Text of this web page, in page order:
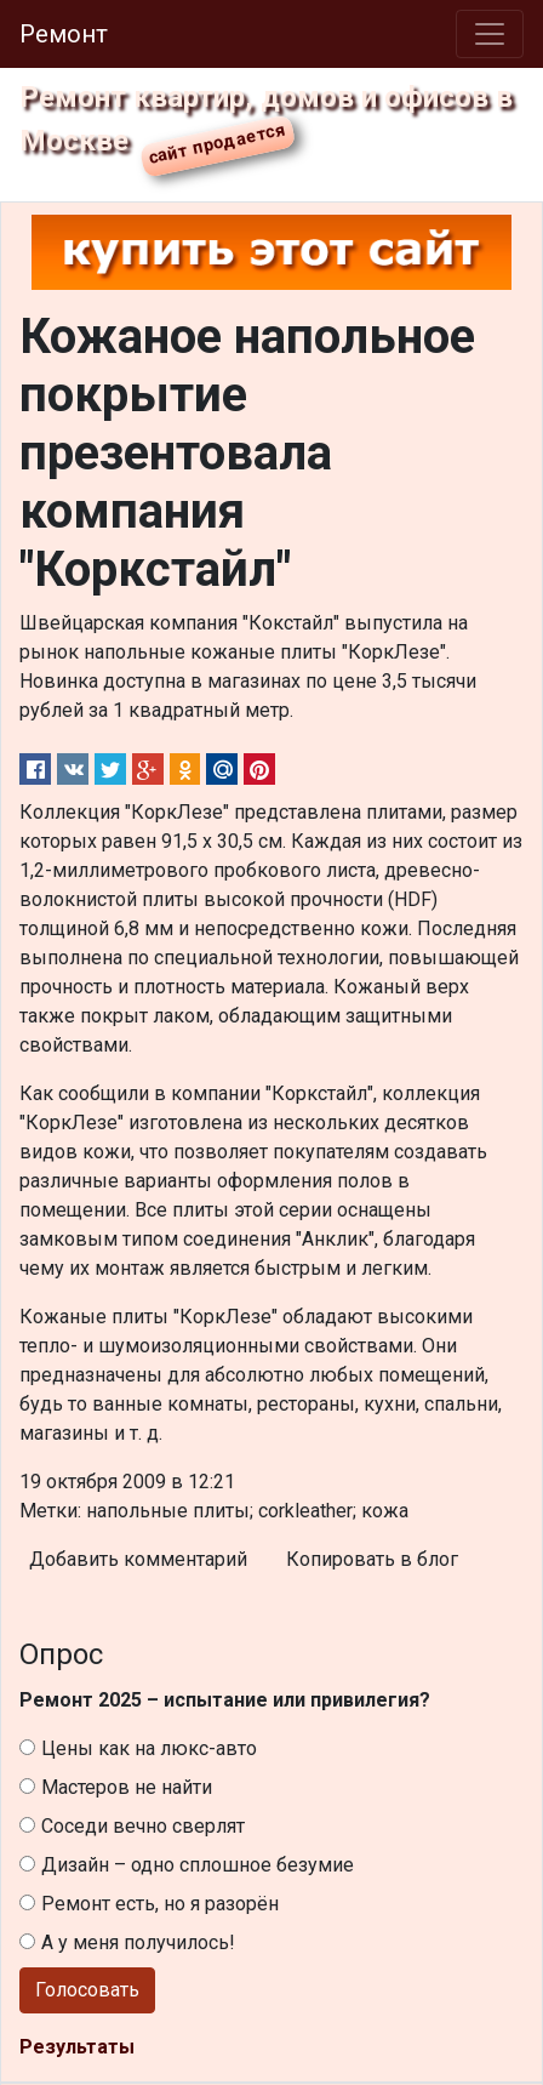
Ремонт
Ремонт квартир, домов и офисов в
Москве
Кожаное напольное
покрытие
презентовала
компания
"Коркстайл"
Швейцарская компания "Кокстайл" выпустила на
рынок напольные кожаные плиты "КоркЛезе".
Новинка доступна в магазинах по цене 3,5 тысячи
рублей за 1 квадратный метр.
Коллекция "КоркЛезе" представлена плитами, размер
которых равен 91,5 х 30,5 см. Каждая из них состоит из
1,2-миллиметрового пробкового листа, древесно-
волокнистой плиты высокой прочности (HDF)
толщиной 6,8 мм и непосредственно кожи. Последняя
выполнена по специальной технологии, повышающей
прочность и плотность материала. Кожаный верх
также покрыт лаком, обладающим защитными
свойствами.
Как сообщили в компании "Коркстайл", коллекция
"КоркЛезе" изготовлена из нескольких десятков
видов кожи, что позволяет покупателям создавать
различные варианты оформления полов в
помещении. Все плиты этой серии оснащены
замковым типом соединения "Анклик", благодаря
чему их монтаж является быстрым и легким.
Кожаные плиты "КоркЛезе" обладают высокими
тепло- и шумоизоляционными свойствами. Они
предназначены для абсолютно любых помещений,
будь то ванные комнаты, рестораны, кухни, спальни,
магазины и т. д.
19 октября 2009 в 12:21
Метки: напольные плиты; corkleather; кожа
Добавить комментарий Копировать в блог
Опрос
Ремонт 2025 – испытание или привилегия?
Цены как на люкс-авто
Мастеров не найти
Соседи вечно сверлят
Дизайн – одно сплошное безумие
Ремонт есть, но я разорён
А у меня получилось!
Голосовать
Результаты